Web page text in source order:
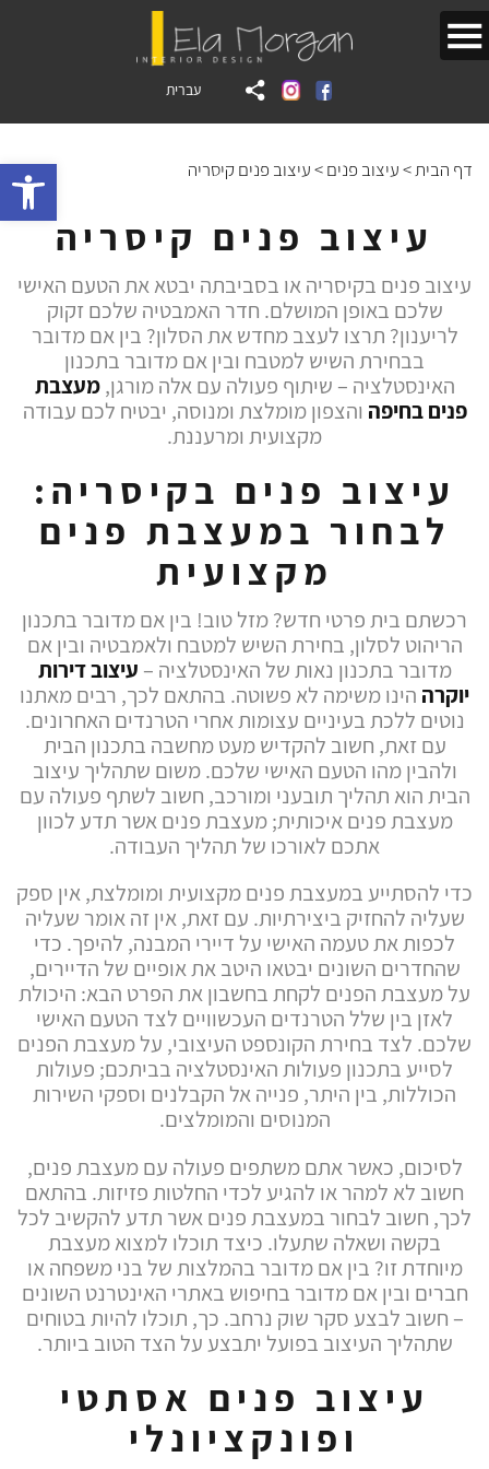
עברית
דף הבית>עיצוב פנים>עיצוב פנים קיסריה
עיצוב פנים קיסריה
עיצוב פנים בקיסריה או בסביבתה יבטא את הטעם האישי
שלכם באופן המושלם. חדר האמבטיה שלכם זקוק
לריענון? תרצו לעצב מחדש את הסלון? בין אם מדובר
בבחירת השיש למטבח ובין אם מדובר בתכנון
האינסטלציה – שיתוף פעולה עם אלה מורגן,מעצבת
פנים בחיפה והצפון מומלצת ומנוסה, יבטיח לכם עבודה
מקצועית ומרעננת.
עיצוב פנים בקיסריה:
לבחור במעצבת פנים
מקצועית
רכשתם בית פרטי חדש? מזל טוב! בין אם מדובר בתכנון
הריהוט לסלון, בחירת השיש למטבח ולאמבטיה ובין אם
מדובר בתכנון נאות של האינסטלציה – עיצוב דירות
יוקרה הינו משימה לא פשוטה. בהתאם לכך, רבים מאתנו
נוטים ללכת בעיניים עצומות אחרי הטרנדים האחרונים.
עם זאת, חשוב להקדיש מעט מחשבה בתכנון הבית
ולהבין מהו הטעם האישי שלכם. משום שתהליך עיצוב
הבית הוא תהליך תובעני ומורכב, חשוב לשתף פעולה עם
מעצבת פנים איכותית; מעצבת פנים אשר תדע לכוון
אתכם לאורכו של תהליך העבודה.
כדי להסתייע במעצבת פנים מקצועית ומומלצת, אין ספק
שעליה להחזיק ביצירתיות. עם זאת, אין זה אומר שעליה
לכפות את טעמה האישי על דיירי המבנה, להיפך. כדי
שהחדרים השונים יבטאו היטב את אופיים של הדיירים,
על מעצבת הפנים לקחת בחשבון את הפרט הבא: היכולת
לאזן בין שלל הטרנדים העכשוויים לצד הטעם האישי
שלכם. לצד בחירת הקונספט העיצובי, על מעצבת הפנים
לסייע בתכנון פעולות האינסטלציה בביתכם; פעולות
הכוללות, בין היתר, פנייה אל הקבלנים וספקי השירות
המנוסים והמומלצים.
לסיכום, כאשר אתם משתפים פעולה עם מעצבת פנים,
חשוב לא למהר או להגיע לכדי החלטות פזיזות. בהתאם
לכך, חשוב לבחור במעצבת פנים אשר תדע להקשיב לכל
בקשה ושאלה שתעלו. כיצד תוכלו למצוא מעצבת
מיוחדת זו? בין אם מדובר בהמלצות של בני משפחה או
חברים ובין אם מדובר בחיפוש באתרי האינטרנט השונים
– חשוב לבצע סקר שוק נרחב. כך, תוכלו להיות בטוחים
שתהליך העיצוב בפועל יתבצע על הצד הטוב ביותר.
עיצוב פנים אסתטי
ופונקציונלי